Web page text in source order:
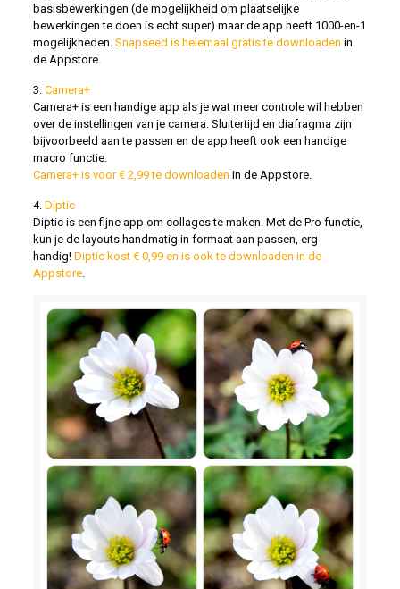
basisbewerkingen (de mogelijkheid om plaatselijke
bewerkingen te doen is echt super) maar de app heeft 1000-en-1
mogelijkheden. Snapseed is helemaal gratis te downloaden in
de Appstore.
3. Camera+
Camera+ is een handige app als je wat meer controle wil hebben
over de instellingen van je camera. Sluitertijd en diafragma zijn
bijvoorbeeld aan te passen en de app heeft ook een handige
macro functie.
Camera+ is voor € 2,99 te downloaden in de Appstore.
4. Diptic
Diptic is een fijne app om collages te maken. Met de Pro functie,
kun je de layouts handmatig in formaat aan passen, erg
handig! Diptic kost € 0,99 en is ook te downloaden in de
Appstore.